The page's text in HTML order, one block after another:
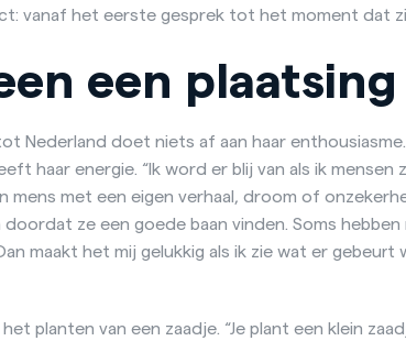
vanaf het eerste gesprek tot het moment dat zij
een plaatsing
Nederland doet niets af aan haar
haar energie. “Ik word er blij van als ik mensen
mens met een eigen verhaal, droom of
ze een goede baan vinden. Soms
maakt het mij gelukkig als ik zie wat er gebeurt
planten van een zaadje. “Je plant een klein